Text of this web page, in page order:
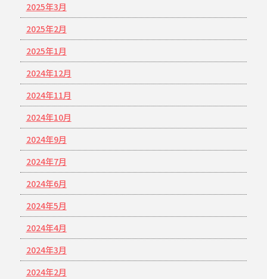
2025年3月
2025年2月
2025年1月
2024年12月
2024年11月
2024年10月
2024年9月
2024年7月
2024年6月
2024年5月
2024年4月
2024年3月
2024年2月